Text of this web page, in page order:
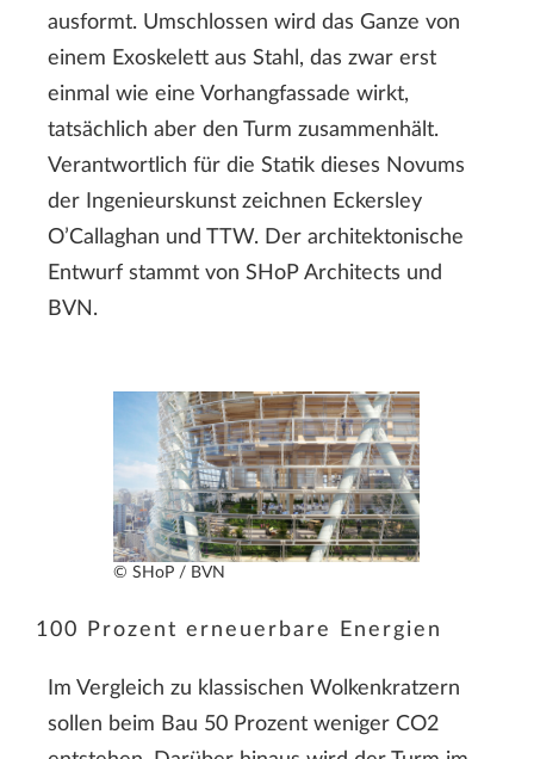
ausformt. Umschlossen wird das Ganze von
einem Exoskelett aus Stahl, das zwar erst
einmal wie eine Vorhangfassade wirkt,
tatsächlich aber den Turm zusammenhält.
Verantwortlich für die Statik dieses Novums
der Ingenieurskunst zeichnen Eckersley
O’Callaghan und TTW. Der architektonische
Entwurf stammt von SHoP Architects und
BVN.
© SHoP / BVN
100 Prozent erneuerbare Energien
Im Vergleich zu klassischen Wolkenkratzern
sollen beim Bau 50 Prozent weniger CO2